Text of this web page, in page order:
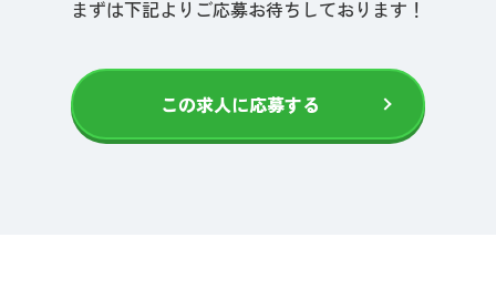
まずは下記よりご応募お待ちしております！
この求人に応募する